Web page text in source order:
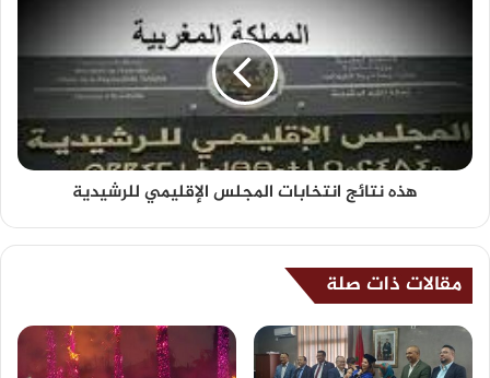
هذه نتائج انتخابات المجلس الإقليمي للرشيدية
مقالات ذات صلة